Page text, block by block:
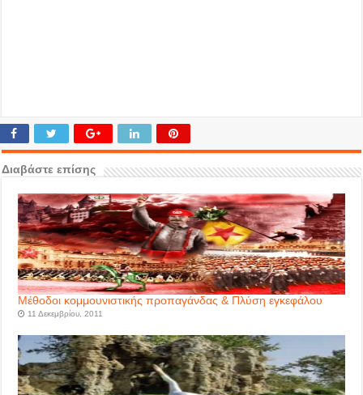
Διαβάστε επίσης
Μέθοδοι κομμουνιστικής προπαγάνδας & Πλύση εγκεφάλου
11 Δεκεμβρίου, 2011